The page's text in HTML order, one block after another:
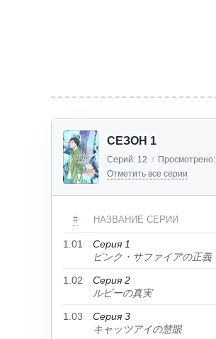
СЕЗОН 1
Серий: 12 / Просмотрено:
Отметить все серии
# НАЗВАНИЕ СЕРИИ
1.01
Серия 1
ピンク・サファイアの正義
1.02
Серия 2
ルビーの真実
1.03
Серия 3
キャッツアイの慧眼